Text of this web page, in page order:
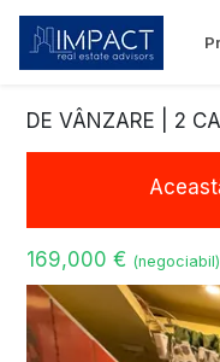
DE VÂNZARE | 2
169,000 € (negociabil)